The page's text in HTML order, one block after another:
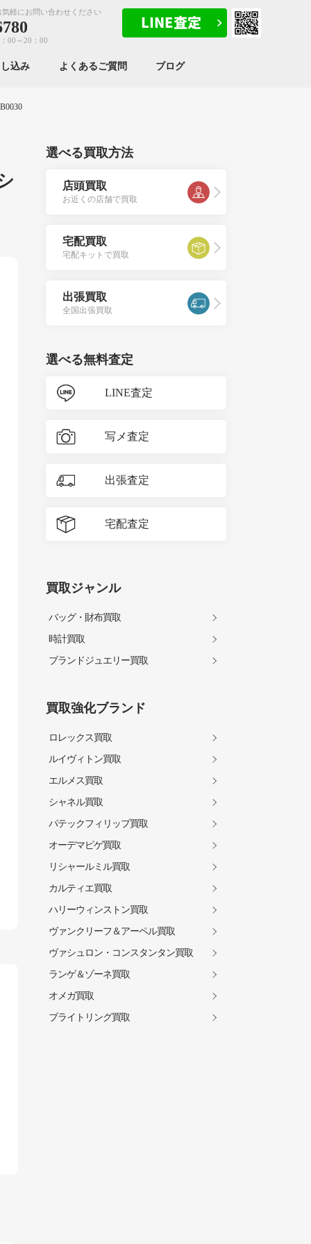
軽にお問い合わせください
00～20：00
込み よくあるご質問 ブログ
選べる買取方法
店頭買取
お近くの店舗で買取
宅配買取
宅配キットで買取
出張買取
全国出張買取
選べる無料査定
LINE査定
写メ査定
出張査定
宅配査定
買取ジャンル
バッグ・財布買取
時計買取
ブランドジュエリー買取
買取強化ブランド
ロレックス買取
ルイヴィトン買取
エルメス買取
シャネル買取
パテックフィリップ買取
オーデマピゲ買取
リシャールミル買取
カルティエ買取
ハリーウィンストン買取
ヴァンクリーフ＆アーペル買取
ヴァシュロン・コンスタンタン買取
ランゲ＆ゾーネ買取
オメガ買取
ブライトリング買取